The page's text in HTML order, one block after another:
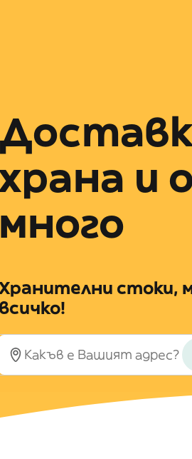
и
много
стоки,
всичко!